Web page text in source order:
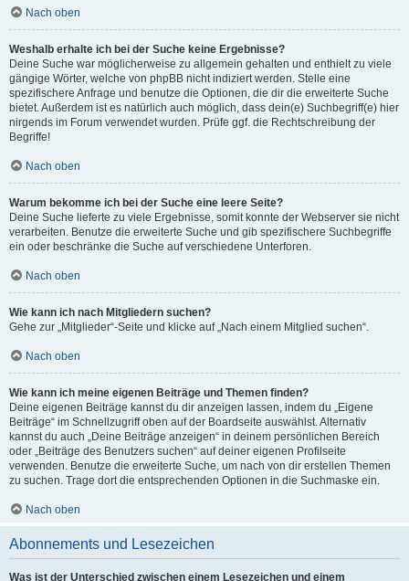
Nach oben
Weshalb erhalte ich bei der Suche keine Ergebnisse?
Deine Suche war möglicherweise zu allgemein gehalten und enthielt zu viele
gängige Wörter, welche von phpBB nicht indiziert werden. Stelle eine
spezifischere Anfrage und benutze die Optionen, die dir die erweiterte Suche
bietet. Außerdem ist es natürlich auch möglich, dass dein(e) Suchbegriff(e) hier
nirgends im Forum verwendet wurden. Prüfe ggf. die Rechtschreibung der
Begriffe!
Nach oben
Warum bekomme ich bei der Suche eine leere Seite?
Deine Suche lieferte zu viele Ergebnisse, somit konnte der Webserver sie nicht
verarbeiten. Benutze die erweiterte Suche und gib spezifischere Suchbegriffe
ein oder beschränke die Suche auf verschiedene Unterforen.
Nach oben
Wie kann ich nach Mitgliedern suchen?
Gehe zur „Mitglieder“-Seite und klicke auf „Nach einem Mitglied suchen“.
Nach oben
Wie kann ich meine eigenen Beiträge und Themen finden?
Deine eigenen Beiträge kannst du dir anzeigen lassen, indem du „Eigene
Beiträge“ im Schnellzugriff oben auf der Boardseite auswählst. Alternativ
kannst du auch „Deine Beiträge anzeigen“ in deinem persönlichen Bereich
oder „Beiträge des Benutzers suchen“ auf deiner eigenen Profilseite
verwenden. Benutze die erweiterte Suche, um nach von dir erstellen Themen
zu suchen. Trage dort die entsprechenden Optionen in die Suchmaske ein.
Nach oben
Abonnements und Lesezeichen
Was ist der Unterschied zwischen einem Lesezeichen und einem